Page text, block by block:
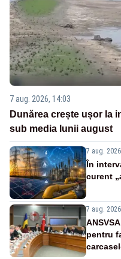
7 aug. 2026, 14:03
Dunărea crește ușor la
sub media lunii august
7 aug.
În
curent
7 aug.
pentru